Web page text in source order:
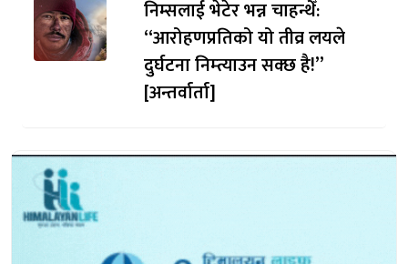
निम्सलाई भेटेर भन्न चाहन्थेँ:
“आरोहणप्रतिको यो तीव्र लयले
दुर्घटना निम्त्याउन सक्छ है!”
[अन्तर्वार्ता]